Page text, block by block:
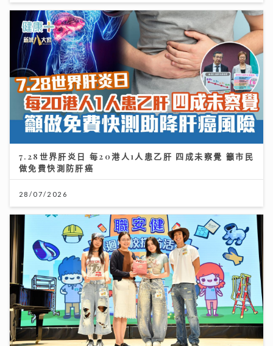
7.28世界肝炎日 每20港人1人患乙肝 四成未察覺 籲市民
做免費快測防肝癌
28/07/2026